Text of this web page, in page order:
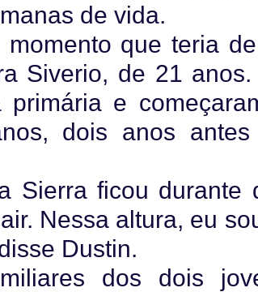
de vida.
que teria
Siverio, de 21 anos.
primária e
dois anos
Sierra ficou durante
Nessa altura, eu
Dustin.
dos dois